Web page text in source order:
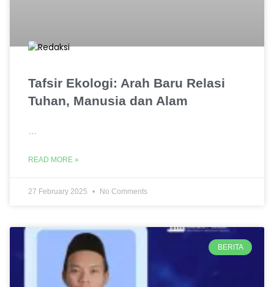
Tafsir Ekologi: Arah Baru Relasi
Tuhan, Manusia dan Alam
READ MORE »
27 February 2025 No Comments
BERITA